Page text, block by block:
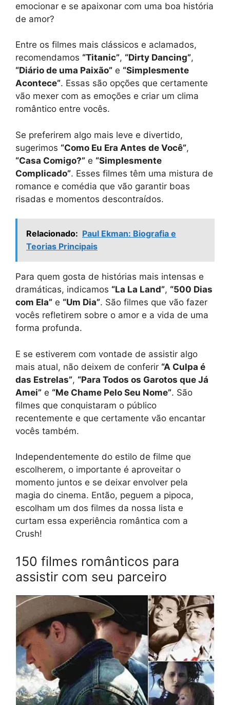
emocionar e se apaixonar com uma boa história
de amor?
Entre os filmes mais clássicos e aclamados,
recomendamos “Titanic”, “Dirty Dancing”,
“Diário de uma Paixão” e “Simplesmente
Acontece”. Essas são opções que certamente
vão mexer com as emoções e criar um clima
romântico entre vocês.
Se preferirem algo mais leve e divertido,
sugerimos “Como Eu Era Antes de Você”,
“Casa Comigo?” e “Simplesmente
Complicado”. Esses filmes têm uma mistura de
romance e comédia que vão garantir boas
risadas e momentos descontraídos.
Relacionado: Paul Ekman: Biografia e
Teorias Principais
Para quem gosta de histórias mais intensas e
dramáticas, indicamos “La La Land”, “500 Dias
com Ela” e “Um Dia”. São filmes que vão fazer
vocês refletirem sobre o amor e a vida de uma
forma profunda.
E se estiverem com vontade de assistir algo
mais atual, não deixem de conferir “A Culpa é
das Estrelas”, “Para Todos os Garotos que Já
Amei” e “Me Chame Pelo Seu Nome”. São
filmes que conquistaram o público
recentemente e que certamente vão encantar
vocês também.
Independentemente do estilo de filme que
escolherem, o importante é aproveitar o
momento juntos e se deixar envolver pela
magia do cinema. Então, peguem a pipoca,
escolham um dos filmes da nossa lista e
curtam essa experiência romântica com a
Crush!
150 filmes românticos para
assistir com seu parceiro